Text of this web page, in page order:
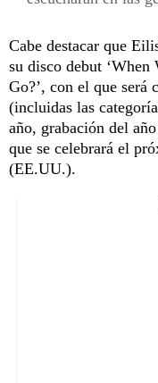
Cabe destacar que
su disco debut
Go?’, con el que será
(incluidas las
año, grabación del
que se celebrará el
(EE.UU.).